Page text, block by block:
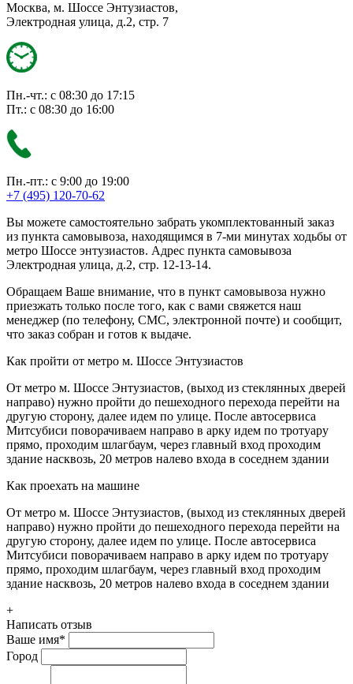
Москва, м. Шоссе Энтузиастов,
Электродная улица, д.2, стр. 7
Пн.-чт.: с 08:30 до 17:15
Пт.: с 08:30 до 16:00
Пн.-пт.: с 9:00 до 19:00
+7 (495) 120-70-62
Вы можете самостоятельно забрать укомплектованный заказ
из пункта самовывоза, находящимся в 7-ми минутах ходьбы от
метро Шоссе энтузиастов. Адрес пункта самовывоза
Электродная улица, д.2, стр. 12-13-14.
Обращаем Ваше внимание, что в пункт самовывоза нужно
приезжать только после того, как с вами свяжется наш
менеджер (по телефону, СМС, электронной почте) и сообщит,
что заказ собран и готов к выдаче.
Как пройти от метро м. Шоссе Энтузиастов
От метро м. Шоссе Энтузиастов, (выход из стеклянных дверей
направо) нужно пройти до пешеходного перехода перейти на
другую сторону, далее идем по улице. После автосервиса
Митсубиси поворачиваем направо в арку идем по тротуару
прямо, проходим шлагбаум, через главный вход проходим
здание насквозь, 20 метров налево входа в соседнем здании
Как проехать на машине
От метро м. Шоссе Энтузиастов, (выход из стеклянных дверей
направо) нужно пройти до пешеходного перехода перейти на
другую сторону, далее идем по улице. После автосервиса
Митсубиси поворачиваем направо в арку идем по тротуару
прямо, проходим шлагбаум, через главный вход проходим
здание насквозь, 20 метров налево входа в соседнем здании
+
Написать отзыв
Ваше имя*
Город